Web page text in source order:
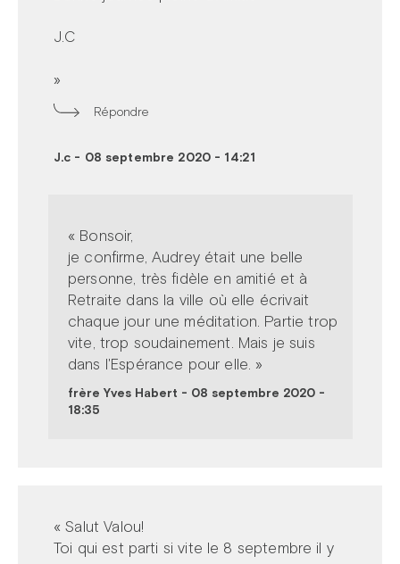
J.C
»
Répondre
J.c - 08 septembre 2020 - 14:21
« Bonsoir,
je confirme, Audrey était une belle
personne, très fidèle en amitié et à
Retraite dans la ville où elle écrivait
chaque jour une méditation. Partie trop
vite, trop soudainement. Mais je suis
dans l'Espérance pour elle. »
frère Yves Habert - 08 septembre 2020 -
18:35
« Salut Valou!
Toi qui est parti si vite le 8 septembre il y